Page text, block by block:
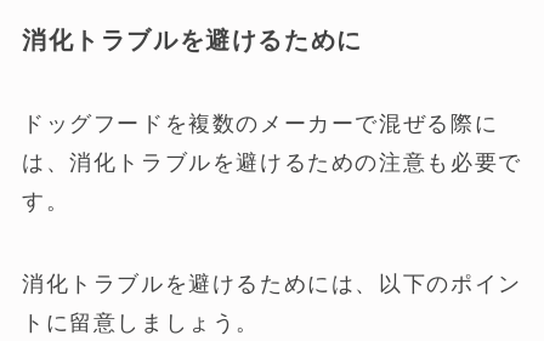
消化トラブルを避けるために
ドッグフードを複数のメーカーで混ぜる際に
は、消化トラブルを避けるための注意も必要で
す。
消化トラブルを避けるためには、以下のポイン
トに留意しましょう。